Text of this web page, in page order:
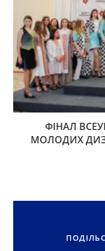
ФІНАЛ
МОЛОДИХ